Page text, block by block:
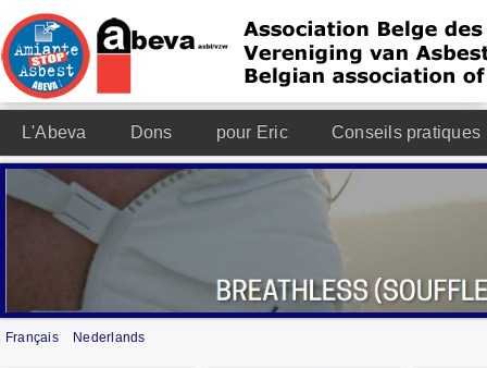
L'Abeva Dons pour Eric Conseils pratiques
Français Nederlands